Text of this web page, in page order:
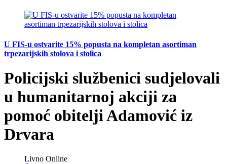
U FIS-u ostvarite 15% popusta na kompletan asortiman
trpezarijskih stolova i stolica
Policijski službenici sudjelovali
u humanitarnoj akciji za
pomoć obitelji Adamović iz
Drvara
Livno Online